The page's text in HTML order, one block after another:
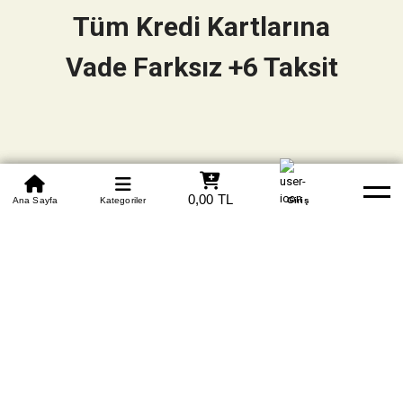
0850 305 09 70
Beden Tablosu Banka Hesapları Whatsapp Yardım
Ana Sayfa Kategoriler 0,00 TL Giriş
Tüm Kredi Kartlarına
Vade Farksız +6 Taksit